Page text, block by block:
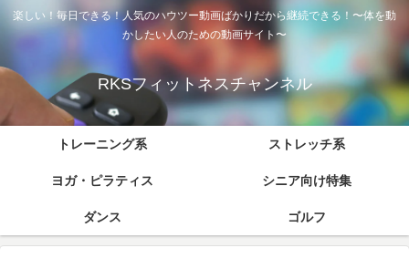
楽しい！毎日できる！人気のハウツー動画ばかりだから継続できる！〜体を動
かしたい人のための動画サイト〜
RKSフィットネスチャンネル
トレーニング系 ストレッチ系
ヨガ・ピラティス シニア向け特集
ダンス ゴルフ